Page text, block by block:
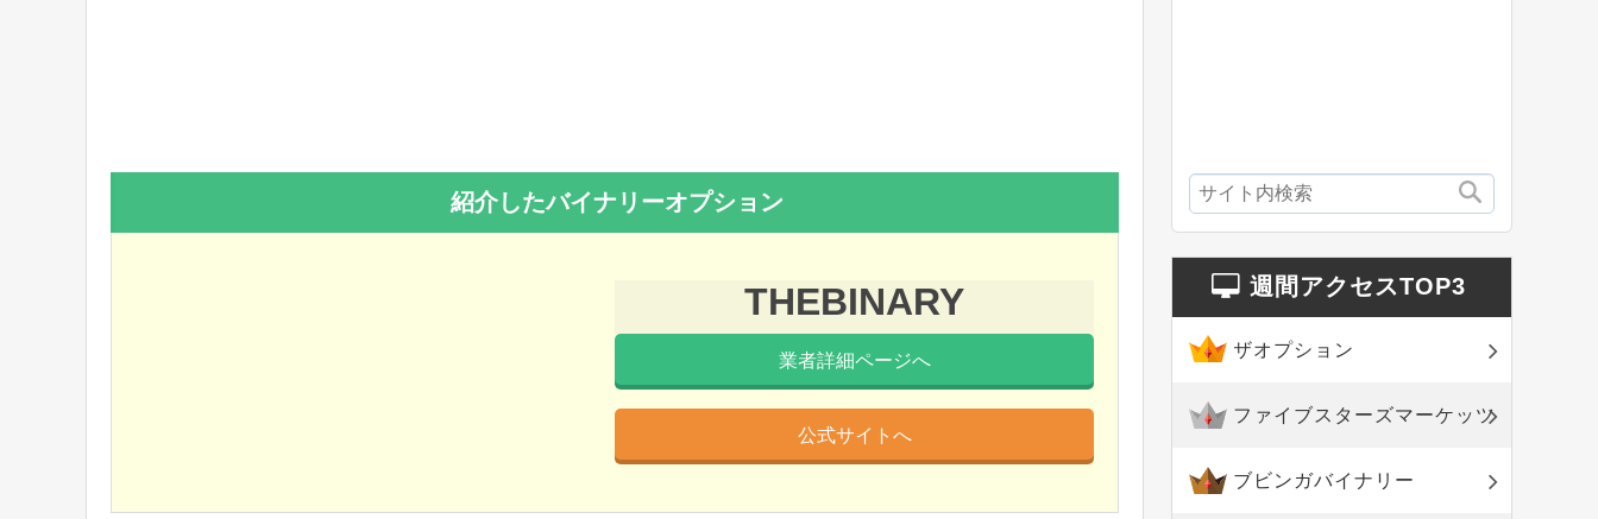
紹介したバイナリーオプション
THEBINARY
業者詳細ページへ
公式サイトへ
週間アクセスTOP3
ザオプション
ファイブスターズマーケッツ
ブビンガバイナリー